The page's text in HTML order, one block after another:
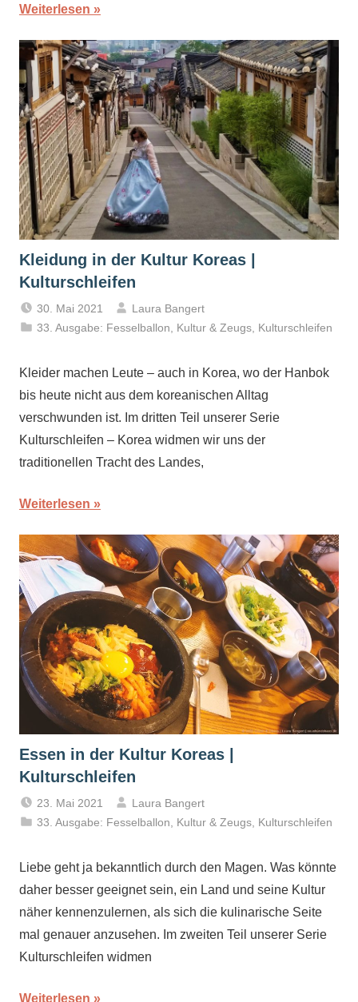
Weiterlesen
Kleidung in der Kultur Koreas |
Kulturschleifen
30. Mai 2021
Laura Bangert
33. Ausgabe: Fesselballon
Kultur & Zeugs Kulturschleifen
Kleider machen Leute – auch in Korea, wo der Hanbok
bis heute nicht aus dem koreanischen Alltag
verschwunden ist. Im dritten Teil unserer Serie
Kulturschleifen – Korea widmen wir uns der
traditionellen Tracht des Landes,
Weiterlesen
Essen in der Kultur Koreas |
Kulturschleifen
23. Mai 2021
Laura Bangert
33. Ausgabe: Fesselballon
Kultur & Zeugs Kulturschleifen
Liebe geht ja bekanntlich durch den Magen. Was könnte
daher besser geeignet sein, ein Land und seine Kultur
näher kennenzulernen, als sich die kulinarische Seite
mal genauer anzusehen. Im zweiten Teil unserer Serie
Kulturschleifen widmen
Weiterlesen